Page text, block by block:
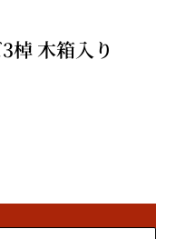
棹 木箱入り